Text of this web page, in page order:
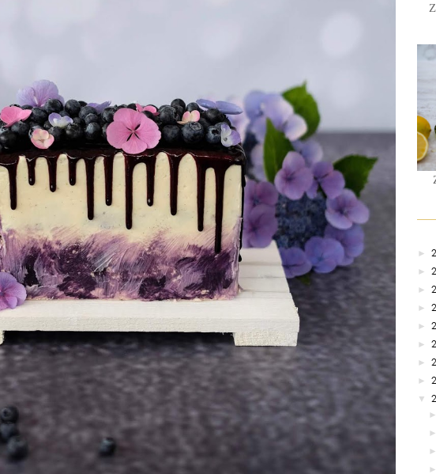
►
►
►
►
►
►
►
►
▼